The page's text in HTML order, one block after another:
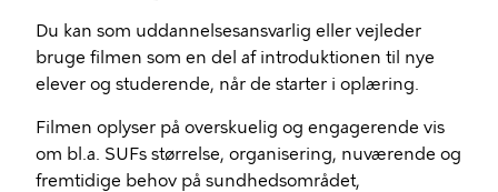
Du kan som uddannelsesansvarlig eller vejleder
bruge filmen som en del af introduktionen til nye
elever og studerende, når de starter i oplæring.
Filmen oplyser på overskuelig og engagerende vis
om bl.a. SUFs størrelse, organisering, nuværende og
fremtidige behov på sundhedsområdet,